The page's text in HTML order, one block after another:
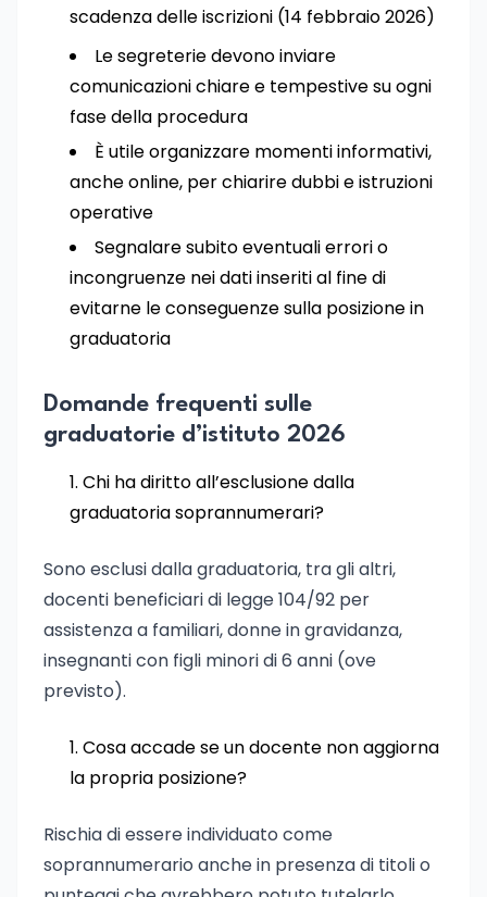
scadenza delle iscrizioni (14 febbraio 2026)
Le segreterie devono inviare
comunicazioni chiare e tempestive su ogni
fase della procedura
È utile organizzare momenti informativi,
anche online, per chiarire dubbi e istruzioni
operative
Segnalare subito eventuali errori o
incongruenze nei dati inseriti al fine di
evitarne le conseguenze sulla posizione in
graduatoria
Domande frequenti sulle
graduatorie d’istituto 2026
Chi ha diritto all’esclusione dalla
graduatoria soprannumerari?
Sono esclusi dalla graduatoria, tra gli altri,
docenti beneficiari di legge 104/92 per
assistenza a familiari, donne in gravidanza,
insegnanti con figli minori di 6 anni (ove
previsto).
Cosa accade se un docente non aggiorna
la propria posizione?
Rischia di essere individuato come
soprannumerario anche in presenza di titoli o